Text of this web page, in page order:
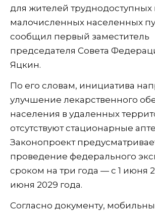
для жителей труднодоступных
малочисленных населенных
сообщил первый заместитель
председателя Совета
Яцкин.
По его словам, инициатива
улучшение лекарственного
населения в удаленных
отсутствуют стационарные
Законопроект
проведение федерального
сроком на три года — с 1 июня
июня 2029 года.
Согласно документу,